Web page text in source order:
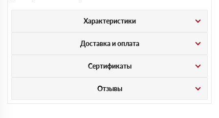
Характеристики
Доставка и оплата
Сертификаты
Отзывы